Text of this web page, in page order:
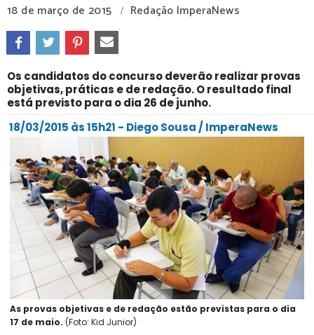
18 de março de 2015 / Redação ImperaNews
Os candidatos do concurso deverão realizar provas
objetivas, práticas e de redação. O resultado final
está previsto para o dia 26 de junho.
18/03/2015 às 15h21 - Diego Sousa / ImperaNews
As provas objetivas e de redação estão previstas para o dia
17 de maio. (Foto: Kid Junior)